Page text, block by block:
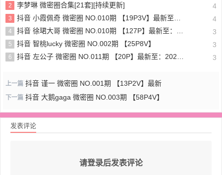
2 李梦琳 微密圈合集[21套][持续更新] 4
3 抖音 小霞佩奇 微密圈 NO.010期 【19P3V】最新至：2025.5.26 4
4 抖音 徐珺大哥 微密圈 NO.010期 【127P】最新至：2024.1.19 3
5 抖音 智桃lucky 微密圈 NO.002期 【25P8V】 3
6 抖音 左公子 微密圈 NO.011期 【20P】最新至：2024.5.13 3
上一篇 抖音 谨一 微密圈 NO.001期 【13P2V】最新
下一篇 抖音 大鹅gaga 微密圈 NO.003期 【58P4V】
发表评论
请登录后发表评论